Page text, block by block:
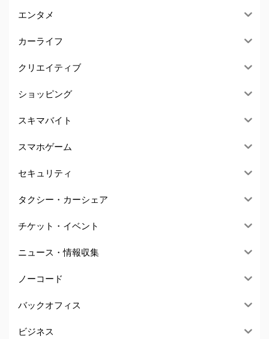
エンタメ
カーライフ
クリエイティブ
ショッピング
スキマバイト
スマホゲーム
セキュリティ
タクシー・カーシェア
チケット・イベント
ニュース・情報収集
ノーコード
バックオフィス
ビジネス